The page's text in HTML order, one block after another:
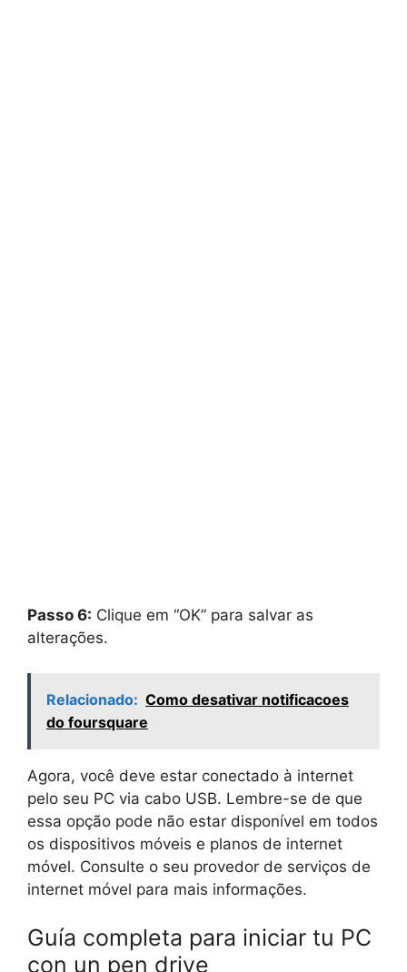
Passo 6: Clique em “OK” para salvar as
alterações.
Relacionado: Como desativar notificacoes
do foursquare
Agora, você deve estar conectado à internet
pelo seu PC via cabo USB. Lembre-se de que
essa opção pode não estar disponível em todos
os dispositivos móveis e planos de internet
móvel. Consulte o seu provedor de serviços de
internet móvel para mais informações.
Guía completa para iniciar tu PC
con un pen drive